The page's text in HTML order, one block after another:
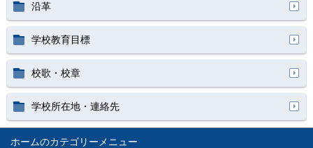
ホーム
沿革
学校教育目標
校歌・校章
学校所在地・連絡先